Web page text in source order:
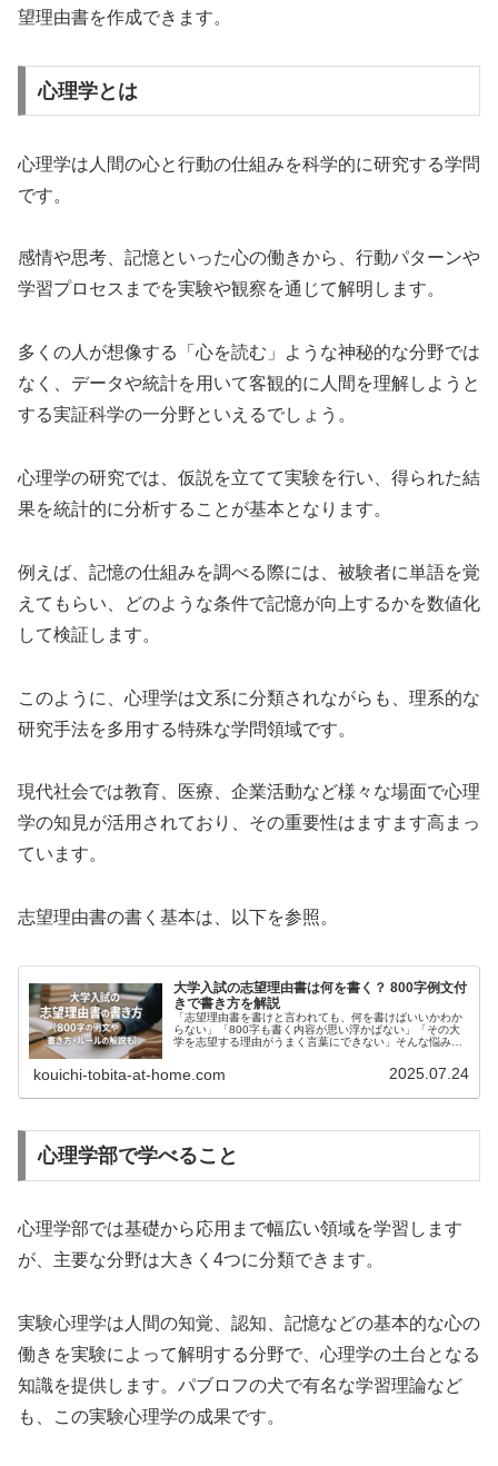
望理由書を作成できます。
心理学とは
心理学は人間の心と行動の仕組みを科学的に研究する学問
です。
感情や思考、記憶といった心の働きから、行動パターンや
学習プロセスまでを実験や観察を通じて解明します。
多くの人が想像する「心を読む」ような神秘的な分野では
なく、データや統計を用いて客観的に人間を理解しようと
する実証科学の一分野といえるでしょう。
心理学の研究では、仮説を立てて実験を行い、得られた結
果を統計的に分析することが基本となります。
例えば、記憶の仕組みを調べる際には、被験者に単語を覚
えてもらい、どのような条件で記憶が向上するかを数値化
して検証します。
このように、心理学は文系に分類されながらも、理系的な
研究手法を多用する特殊な学問領域です。
現代社会では教育、医療、企業活動など様々な場面で心理
学の知見が活用されており、その重要性はますます高まっ
ています。
志望理由書の書く基本は、以下を参照。
大学入試の志望理由書は何を書く？ 800字例文付
きで書き方を解説
「志望理由書を書けと言われても、何を書けばいいかわか
らない」「800字も書く内容が思い浮かばない」「その大
学を志望する理由がうまく言葉にできない」そんな悩みを
kouichi-tobita-at-home.com 2025.07.24
心理学部で学べること
心理学部では基礎から応用まで幅広い領域を学習します
が、主要な分野は大きく4つに分類できます。
実験心理学は人間の知覚、認知、記憶などの基本的な心の
働きを実験によって解明する分野で、心理学の土台となる
知識を提供します。パブロフの犬で有名な学習理論など
も、この実験心理学の成果です。